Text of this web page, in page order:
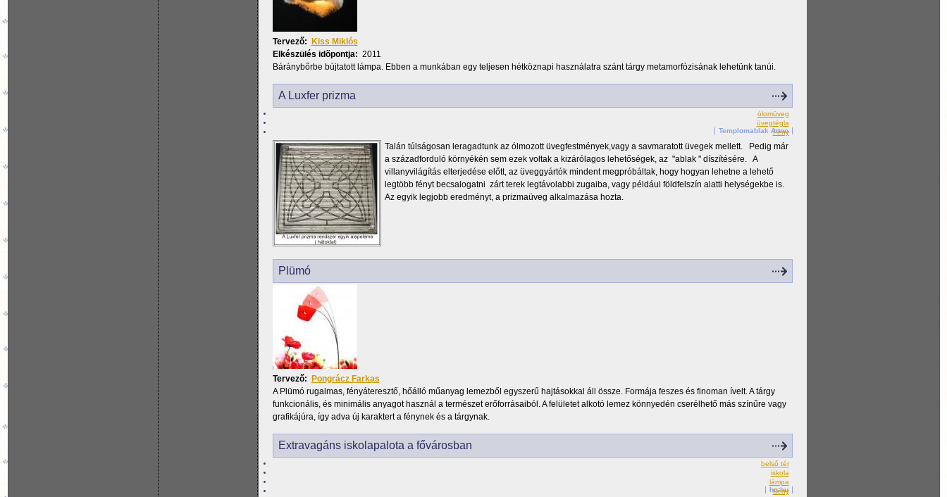
Tervező:
Kiss Miklós
Elkészülés idõpontja: 2011
Báránybőrbe bújtatott lámpa. Ebben a munkában egy teljesen hétköznapi használatra szánt tárgy metamorfózisának lehetünk tanúi.
A Luxfer prizma
ólomüveg
üvegtégla
Fény
Templomablak Anno
Talán túlságosan leragadtunk az ólmozott üvegfestmények,vagy a savmaratott üvegek mellett. Pedig már
a századforduló környékén sem ezek voltak a kizárólagos lehetőségek, az "ablak " díszítésére. A
villanyvilágítás elterjedése előtt, az üveggyártók mindent megpróbáltak, hogy hogyan lehetne a lehető
legtöbb fényt becsalogatni zárt terek legtávolabbi zugaiba, vagy például földfelszín alatti helységekbe is.
Az egyik legjobb eredményt, a prizmaüveg alkalmazása hozta.
Plümó
Tervező:
Pongrácz Farkas
A Plümó rugalmas, fényáteresztő, hőálló műanyag lemezből egyszerű hajtásokkal áll össze. Formája feszes és finoman ívelt. A tárgy
funkcionális, és minimális anyagot használ a természet erőforrásaiból. A felületet alkotó lemez könnyedén cserélhető más színűre vagy
grafikájúra, így adva új karaktert a fénynek és a tárgynak.
Extravagáns iskolapalota a fővárosban
belső tér
iskola
lámpa
Fény
hg.hu